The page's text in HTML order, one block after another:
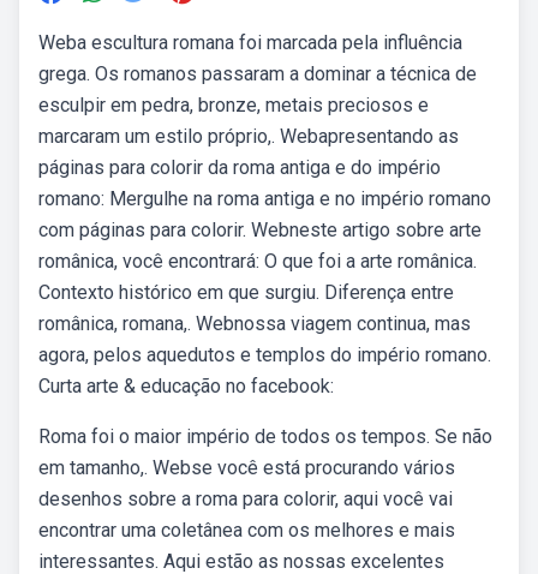
Weba escultura romana foi marcada pela influência
grega. Os romanos passaram a dominar a técnica de
esculpir em pedra, bronze, metais preciosos e
marcaram um estilo próprio,. Webapresentando as
páginas para colorir da roma antiga e do império
romano: Mergulhe na roma antiga e no império romano
com páginas para colorir. Webneste artigo sobre arte
românica, você encontrará: O que foi a arte românica.
Contexto histórico em que surgiu. Diferença entre
românica, romana,. Webnossa viagem continua, mas
agora, pelos aquedutos e templos do império romano.
Curta arte & educação no facebook:
Roma foi o maior império de todos os tempos. Se não
em tamanho,. Webse você está procurando vários
desenhos sobre a roma para colorir, aqui você vai
encontrar uma coletânea com os melhores e mais
interessantes. Aqui estão as nossas excelentes